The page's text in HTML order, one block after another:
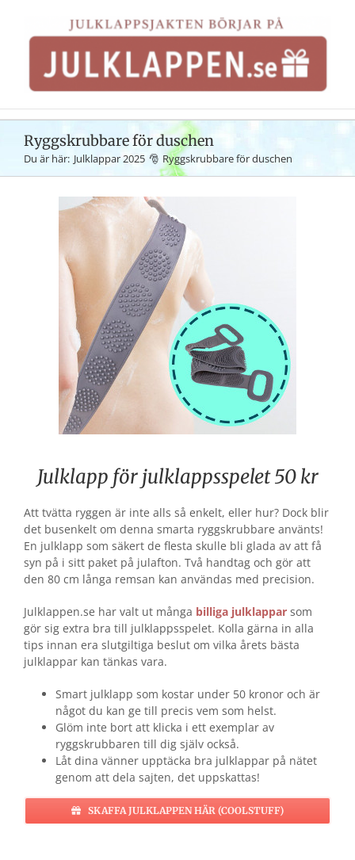
innehållet
Ryggskrubbare för duschen
Du är här: Julklappar 2025 Ryggskrubbare för duschen
Julklapp för julklappsspelet 50 kr
Att tvätta ryggen är inte alls så enkelt, eller hur? Dock blir
det busenkelt om denna smarta ryggskrubbare använts!
En julklapp som säkert de flesta skulle bli glada av att få
syn på i sitt paket på julafton. Två handtag och gör att
den 80 cm långa remsan kan användas med precision.
Julklappen.se har valt ut många billiga julklappar som
gör sig extra bra till julklappsspelet. Kolla gärna in alla
tips innan era slutgiltiga beslut om vilka årets bästa
julklappar kan tänkas vara.
Smart julklapp som kostar under 50 kronor och är
något du kan ge till precis vem som helst.
Glöm inte bort att klicka i ett exemplar av
ryggskrubbaren till dig själv också.
Låt dina vänner upptäcka bra julklappar på nätet
genom att dela sajten, det uppskattas!
SKAFFA JULKLAPPEN HÄR (COOLSTUFF)